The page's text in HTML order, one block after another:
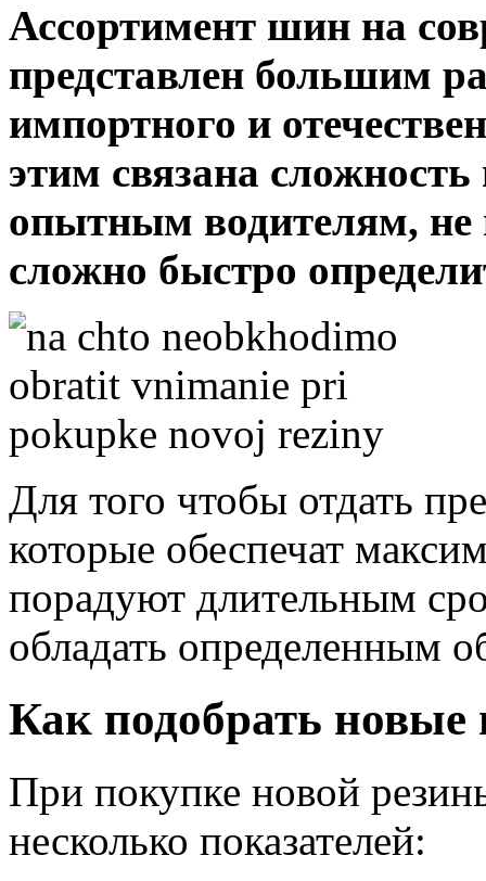
Ассортимент шин на
представлен большим
импортного и
этим связана
опытным водителям, не
сложно быстро
Для того чтобы отдать
которые обеспечат
порадуют длительным
обладать определенным
Как подобрать
При покупке новой
несколько показателей: